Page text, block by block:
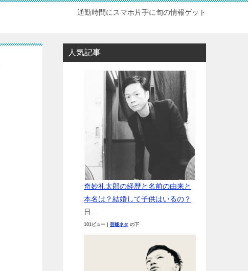
通勤時間にスマホ片手に旬の情報ゲット
人気記事
奇妙礼太郎の経歴と名前の由来と
本名は？結婚して子供はいるの？
日...
101ビュー 芸能ネタ の下